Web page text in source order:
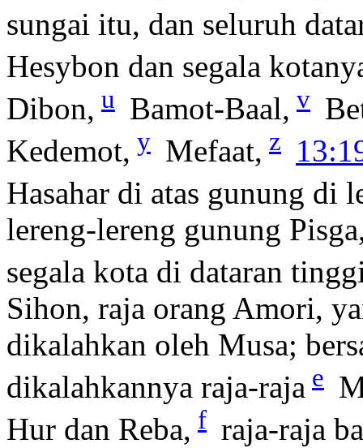
sungai itu, dan seluruh
Hesybon dan segala
Dibon, u Bamot-Baal, v
Kedemot, y Mefaat, z
Hasahar di atas gunung di
lereng-lereng gunung
segala kota di dataran
Sihon, raja orang Amori,
dikalahkan oleh Musa;
dikalahkannya raja-raja e
Hur dan Reba, f raja-raja